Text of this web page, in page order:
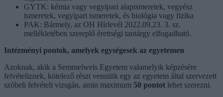
GYTK: kémia vagy vegyipari alapismeretek, vegyész
ismeretek, vegyipari ismeretek, és biológia vagy fizika
PAK: Bármely, az OH Hírlevél 2022.09.23. 3. sz.
mellékletében szereplő érettségi tantárgy elfogadható.
Intézményi pontok, amelyek egységesek az egyetemen
Azoknak, akik a Semmelweis Egyetem valamelyik képzésére
felvételiznek, kötelező részt venniük egy az egyetem által szervezett
szóbeli felvételi vizsgán, amin maximum 50 pontot lehet szerezni.